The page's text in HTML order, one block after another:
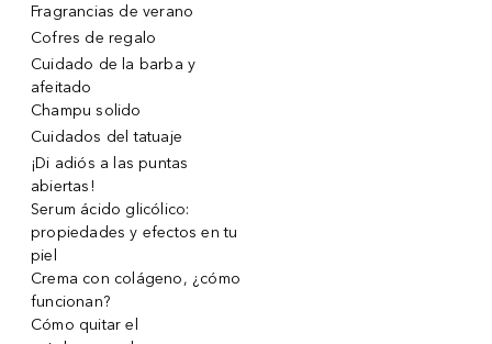
Fragrancias de verano
Cofres de regalo
Cuidado de la barba y
afeitado
Champu solido
Cuidados del tatuaje
¡Di adiós a las puntas
abiertas!
Serum ácido glicólico:
propiedades y efectos en tu
piel
Crema con colágeno, ¿cómo
funcionan?
Cómo quitar el